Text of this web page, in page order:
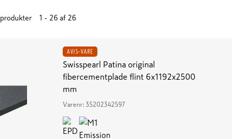
produkter 1 - 26 af 26
AVIS-VARE
Swisspearl Patina original
fibercementplade flint 6x1192x2500
mm
Varenr: 35202342597